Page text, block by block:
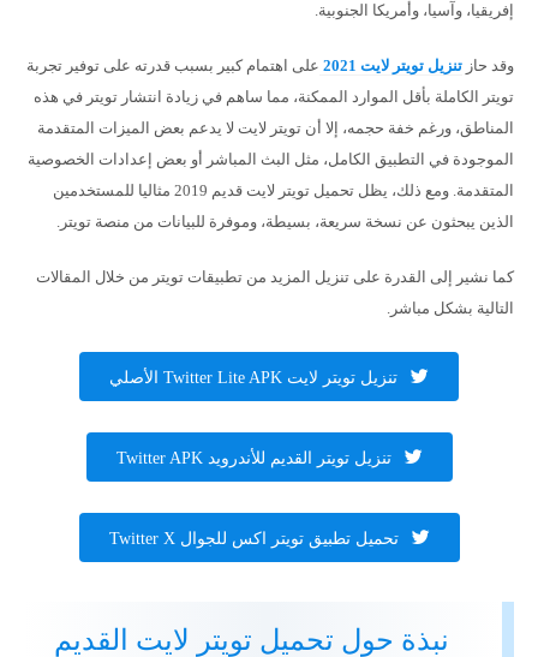
إفريقيا، وآسيا، وأمريكا الجنوبية.
وقد حاز تنزيل تويتر لايت 2021
على اهتمام كبير بسبب قدرته على توفير تجربة
تويتر الكاملة بأقل الموارد الممكنة، مما ساهم في زيادة انتشار تويتر في هذه
المناطق، ورغم خفة حجمه، إلا أن تويتر لايت لا يدعم بعض الميزات المتقدمة
الموجودة في التطبيق الكامل، مثل البث المباشر أو بعض إعدادات الخصوصية
المتقدمة. ومع ذلك، يظل تحميل تويتر لايت قديم 2019 مثاليا للمستخدمين
الذين يبحثون عن نسخة سريعة، بسيطة، وموفرة للبيانات من منصة تويتر.
كما نشير إلى القدرة على تنزيل المزيد من تطبيقات تويتر من خلال المقالات
التالية بشكل مباشر.
تنزيل تويتر لايت Twitter Lite APK الأصلي
تنزيل تويتر القديم للأندرويد Twitter APK
تحميل تطبيق تويتر اكس للجوال Twitter X
نبذة حول تحميل تويتر لايت القديم